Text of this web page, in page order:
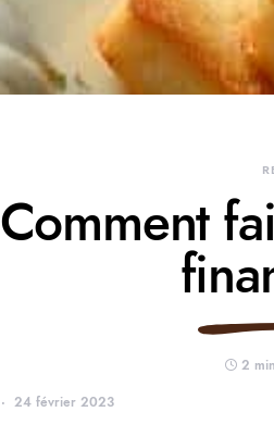
Comment
2
24 février 2023